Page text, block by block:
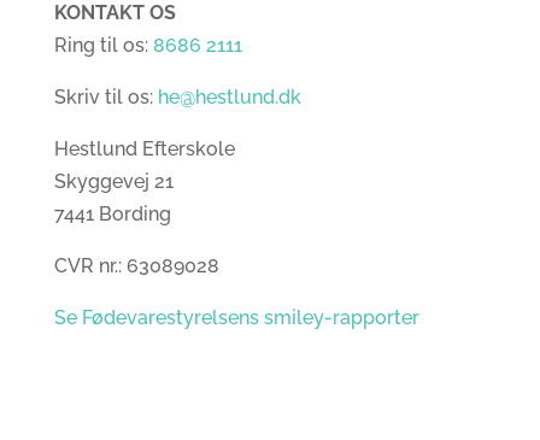
KONTAKT OS
Ring til os: 8686 2111
Skriv til os: he@hestlund.dk
Hestlund Efterskole
Skyggevej 21
7441 Bording
CVR nr.: 63089028
Se Fødevarestyrelsens smiley-rapporter